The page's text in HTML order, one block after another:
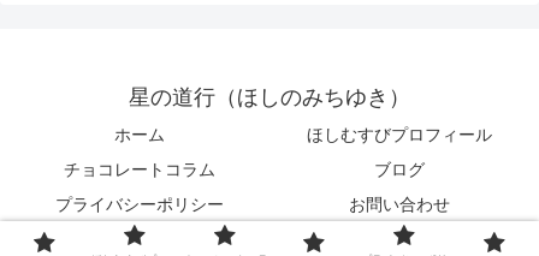
星の道行（ほしのみちゆき）
ホーム
ほしむすびプロフィール
チョコレートコラム
ブログ
プライバシーポリシー
お問い合わせ
© 2016 星の道行（ほしのみちゆき）.